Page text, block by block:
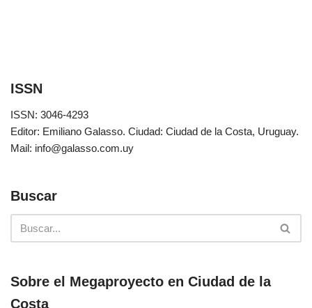
ISSN
ISSN: 3046-4293
Editor: Emiliano Galasso. Ciudad: Ciudad de la Costa, Uruguay.
Mail: info@galasso.com.uy
Buscar
Sobre el Megaproyecto en Ciudad de la
Costa